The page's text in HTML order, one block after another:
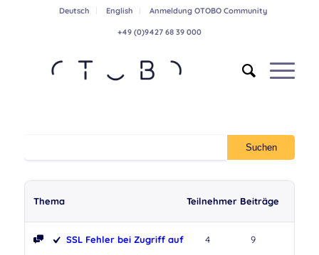
Deutsch English Anmeldung OTOBO Community
+49 (0)9427 68 39 000
Thema Teilnehmer Beiträge
SSL Fehler bei Zugriff auf
4 9